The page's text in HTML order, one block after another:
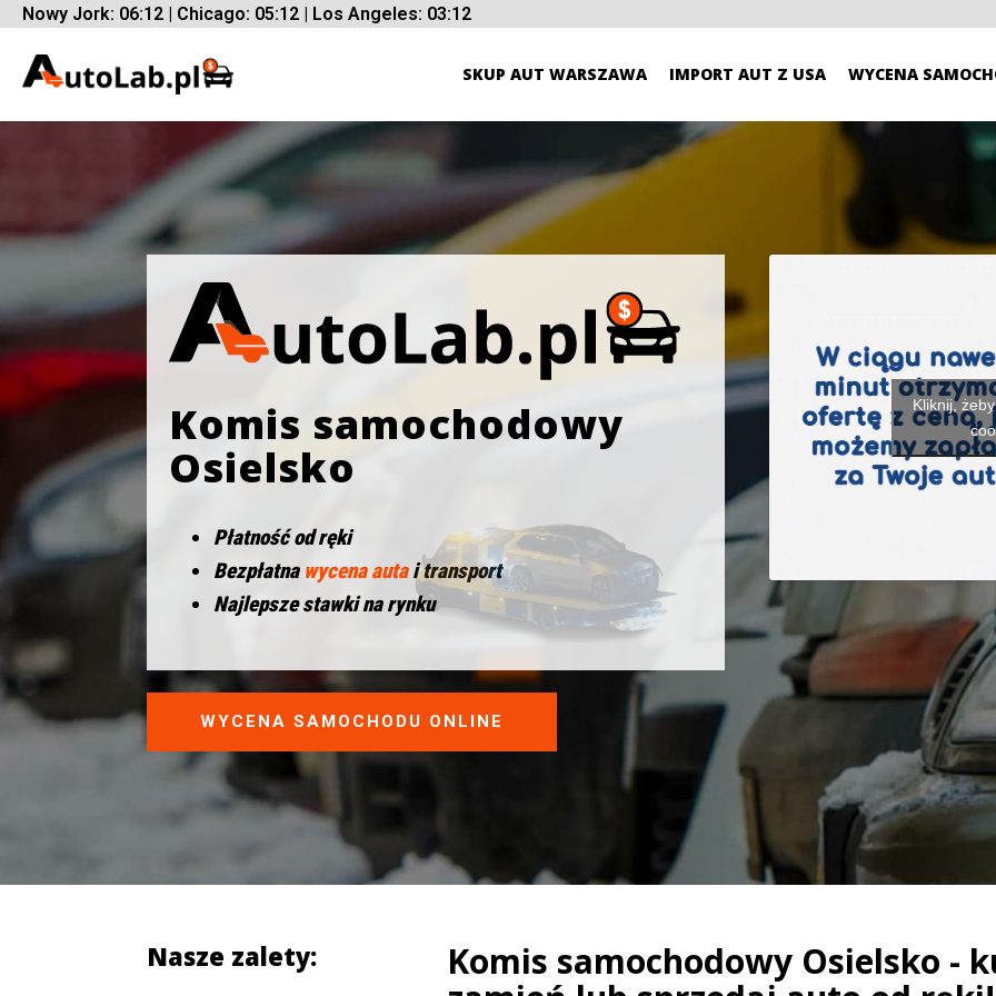
Nowy Jork: 06:12 | Chicago: 05:12 | Los Angeles: 03:12
SKUP AUT WARSZAWA IMPORT AUT Z USA WYCENA
Komis samochodowy
Osielsko
Płatność od ręki
Bezpłatna wycena autai transport
Najlepsze stawki na rynku
WYCENA SAMOCHODU ONLINE
Kliknij,
Nasze zalety:
Komis samochodowy Osielsko -